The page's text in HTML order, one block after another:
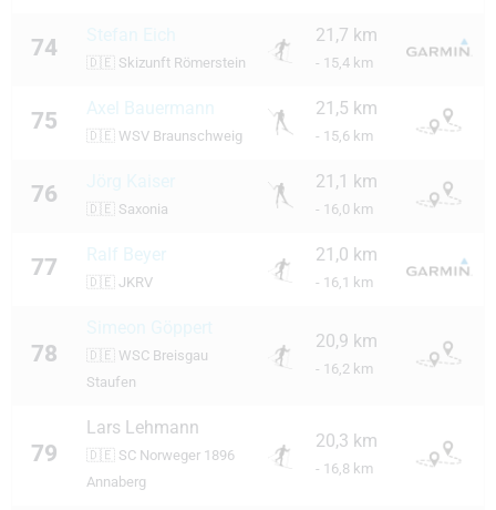
74
🇩🇪 Skizunft Römerstein
21,7 km
- 15,4 km
75 Axel Bauermann
🇩🇪 WSV Braunschweig
21,5 km
- 15,6 km
76
🇩🇪 Saxonia
21,1 km
- 16,0 km
77 Ralf Beyer
🇩🇪 JKRV
21,0 km
- 16,1 km
78 🇩🇪 WSC Breisgau
Staufen
20,9 km
- 16,2 km
79
Lars Lehmann
🇩🇪 SC Norweger 1896
Annaberg
20,3 km
- 16,8 km